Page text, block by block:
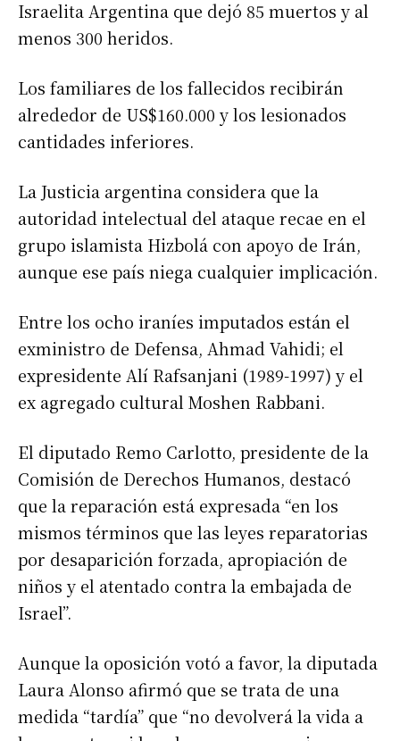
Israelita Argentina que dejó 85 muertos y al
menos 300 heridos.
Los familiares de los fallecidos recibirán
alrededor de US$160.000 y los lesionados
cantidades inferiores.
La Justicia argentina considera que la
autoridad intelectual del ataque recae en el
grupo islamista Hizbolá con apoyo de Irán,
aunque ese país niega cualquier implicación.
Entre los ocho iraníes imputados están el
exministro de Defensa, Ahmad Vahidi; el
expresidente Alí Rafsanjani (1989-1997) y el
ex agregado cultural Moshen Rabbani.
El diputado Remo Carlotto, presidente de la
Comisión de Derechos Humanos, destacó
que la reparación está expresada “en los
mismos términos que las leyes reparatorias
por desaparición forzada, apropiación de
niños y el atentado contra la embajada de
Israel”.
Aunque la oposición votó a favor, la diputada
Laura Alonso afirmó que se trata de una
medida “tardía” que “no devolverá la vida a